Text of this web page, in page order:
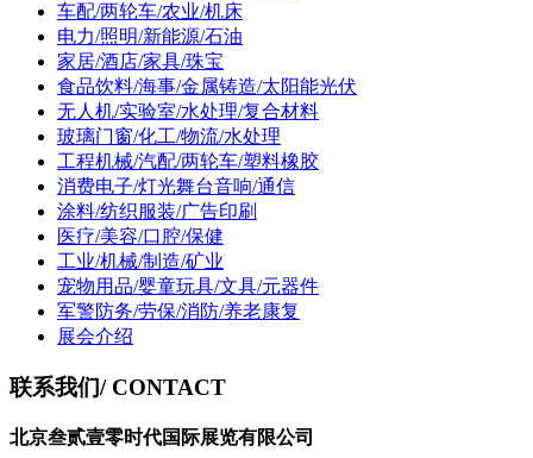
车配/两轮车/农业/机床
电力/照明/新能源/石油
家居/酒店/家具/珠宝
食品饮料/海事/金属铸造/太阳能光伏
无人机/实验室/水处理/复合材料
玻璃门窗/化工/物流/水处理
工程机械/汽配/两轮车/塑料橡胶
消费电子/灯光舞台音响/通信
涂料/纺织服装/广告印刷
医疗/美容/口腔/保健
工业/机械/制造/矿业
宠物用品/婴童玩具/文具/元器件
军警防务/劳保/消防/养老康复
展会介绍
联系我们/ CONTACT
北京叁贰壹零时代国际展览有限公司